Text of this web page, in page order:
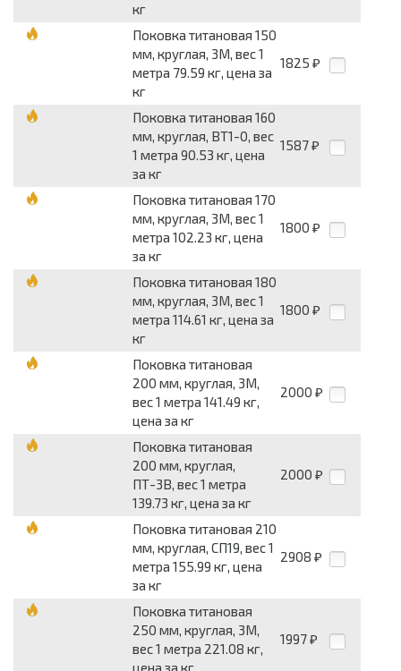
кг
Поковка титановая 150
мм, круглая, 3М, вес 1
метра 79.59 кг, цена за
кг
1825 ₽
Поковка титановая 160
мм, круглая, ВТ1-0, вес
1 метра 90.53 кг, цена
за кг
1587 ₽
Поковка титановая 170
мм, круглая, 3М, вес 1
метра 102.23 кг, цена
за кг
1800 ₽
Поковка титановая 180
мм, круглая, 3М, вес 1
метра 114.61 кг, цена за
кг
1800 ₽
Поковка титановая
200 мм, круглая, 3М,
вес 1 метра 141.49 кг,
цена за кг
2000 ₽
Поковка титановая
200 мм, круглая,
ПТ-3В, вес 1 метра
139.73 кг, цена за кг
2000 ₽
Поковка титановая 210
мм, круглая, СП19, вес 1
метра 155.99 кг, цена
за кг
2908 ₽
Поковка титановая
250 мм, круглая, 3М,
вес 1 метра 221.08 кг,
цена за кг
1997 ₽